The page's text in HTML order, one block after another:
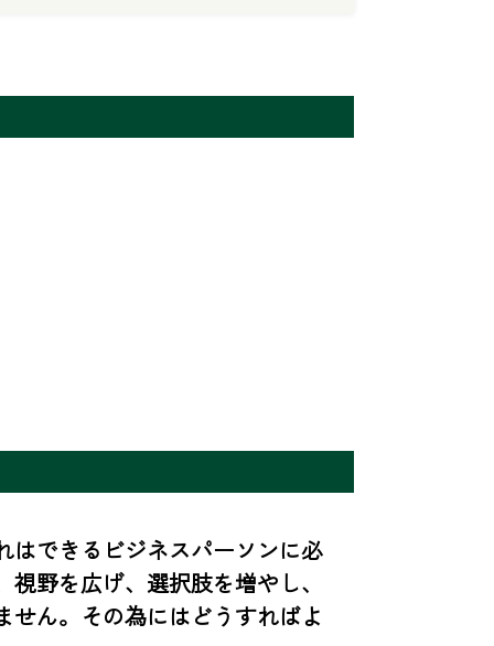
はできるビジネスパーソンに必
野を広げ、選択肢を増やし、
ん。その為にはどうすればよ